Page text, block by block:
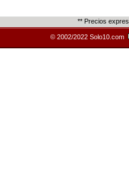
** Precios
© 2002/2022 Solo10.com